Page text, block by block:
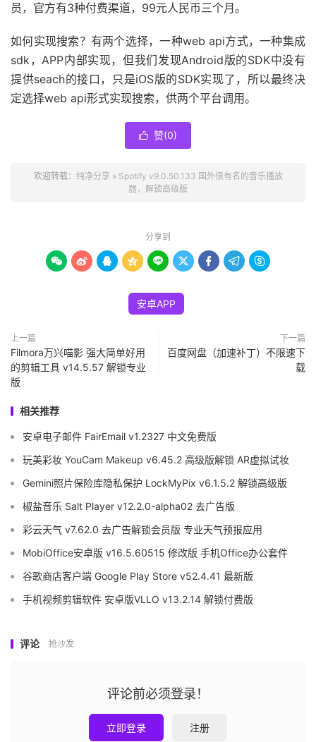
员，官方有3种付费渠道，99元人民币三个月。
如何实现搜索？有两个选择，一种web api方式，一种集成
sdk，APP内部实现，但我们发现Android版的SDK中没有
提供seach的接口，只是iOS版的SDK实现了，所以最终决
定选择web api形式实现搜索，供两个平台调用。
 赞(0)
欢迎转载： 纯净分享 » Spotify v9.0.50.133 国外很有名的音乐播放
器，解锁高级版
分享到
        
安卓APP
上一篇
Filmora万兴喵影 强大简单好用
的剪辑工具 v14.5.57 解锁专业
版
下一篇
百度网盘（加速补丁）不限速下
载
相关推荐
安卓电子邮件 FairEmail v1.2327 中文免费版
玩美彩妆 YouCam Makeup v6.45.2 高级版解锁 AR虚拟试妆
Gemini照片保险库隐私保护 LockMyPix v6.1.5.2 解锁高级版
椒盐音乐 Salt Player v12.2.0-alpha02 去广告版
彩云天气 v7.62.0 去广告解锁会员版 专业天气预报应用
MobiOffice安卓版 v16.5.60515 修改版 手机Office办公套件
谷歌商店客户端 Google Play Store v52.4.41 最新版
手机视频剪辑软件 安卓版VLLO v13.2.14 解锁付费版
评论 抢沙发
评论前必须登录！
立即登录 注册